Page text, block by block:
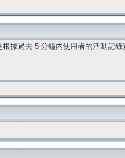
據過去 5 分鐘內使用者的活動記錄)